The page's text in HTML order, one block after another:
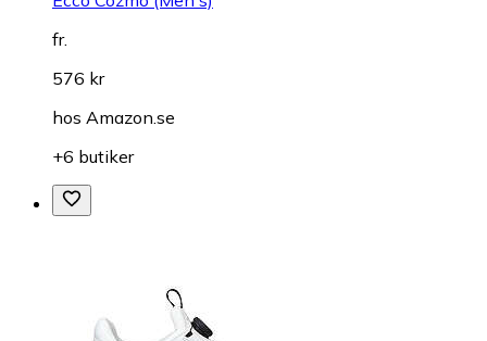
fr.
576 kr
hos Amazon.se
+6 butiker